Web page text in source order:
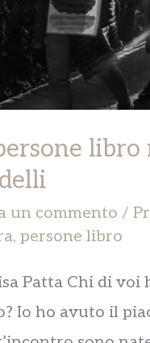
un commento /
, persone libro
Patta Chi di voi
Io ho avuto il